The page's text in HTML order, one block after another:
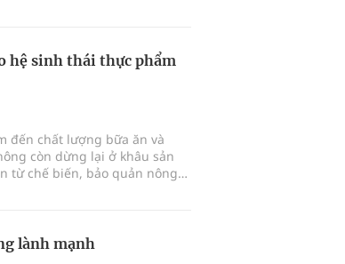
hệ sinh thái thực phẩm
đến chất lượng bữa ăn và
còn dừng lại ở khâu sản
từ chế biến, bảo quản nông
lành mạnh